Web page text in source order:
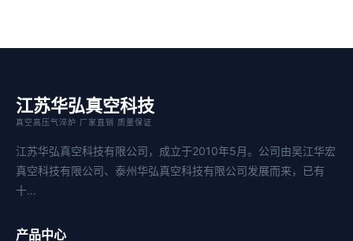
江苏华弘真空科技
真空高压气淬炉 厂家直销 质量保证
江苏华弘真空科技有限公司，成立于2010年5月。公司由吴江华宏
真空科技有限公司、泰州华弘真空科技有限公司发展而来，已有
十...
产品中心